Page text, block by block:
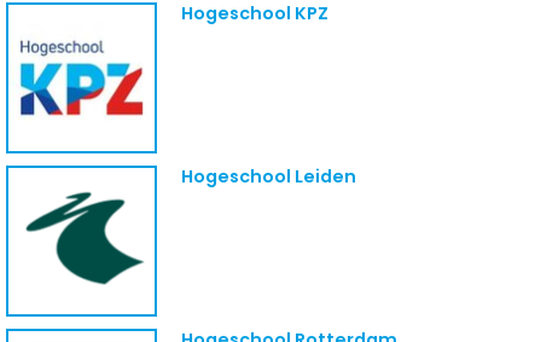
Hogeschool KPZ
Hogeschool Leiden